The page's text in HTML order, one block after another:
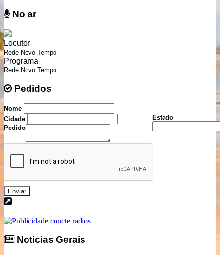
No ar
Locutor
Rede Novo Tempo
Programa
Rede Novo Tempo
Pedidos
Nome
Cidade
Estado
Pedido
Enviar
Noticias Gerais